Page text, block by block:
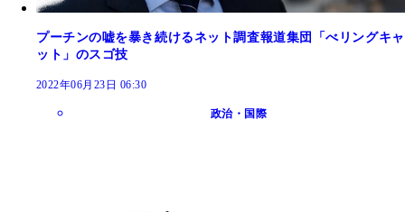
プーチンの嘘を暴き続けるネット調査報道集団「べリングキャ
ット」のスゴ技
2022年06月23日 06:30
政治・国際